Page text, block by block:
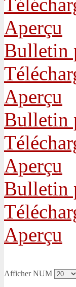
Aperçu
Bulletin
Aperçu
Bulletin
Aperçu
Bulletin
Aperçu
Afficher NUM